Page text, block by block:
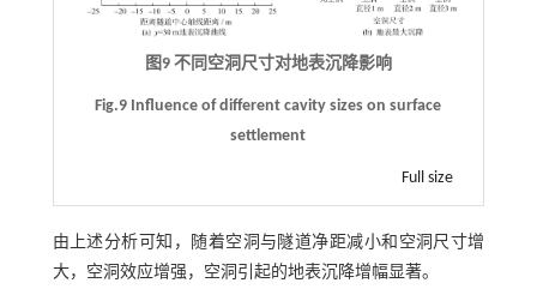
图9 不同空洞尺寸对地表沉降影响
Fig.9 Influence of different cavity sizes on surface
settlement
Full size
由上述分析可知，随着空洞与隧道净距减小和空洞尺寸增
大，空洞效应增强，空洞引起的地表沉降增幅显著。